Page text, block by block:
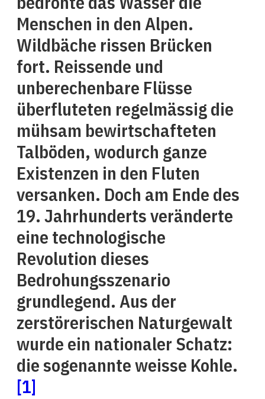
Menschen in den Alpen.
Wildbäche rissen Brücken
fort. Reissende und
unberechenbare Flüsse
überfluteten regelmässig die
mühsam bewirtschafteten
Talböden, wodurch ganze
Existenzen in den Fluten
versanken. Doch am Ende des
19. Jahrhunderts veränderte
eine technologische
Revolution dieses
Bedrohungsszenario
grundlegend. Aus der
zerstörerischen Naturgewalt
wurde ein nationaler Schatz:
die sogenannte weisse Kohle.
[1]